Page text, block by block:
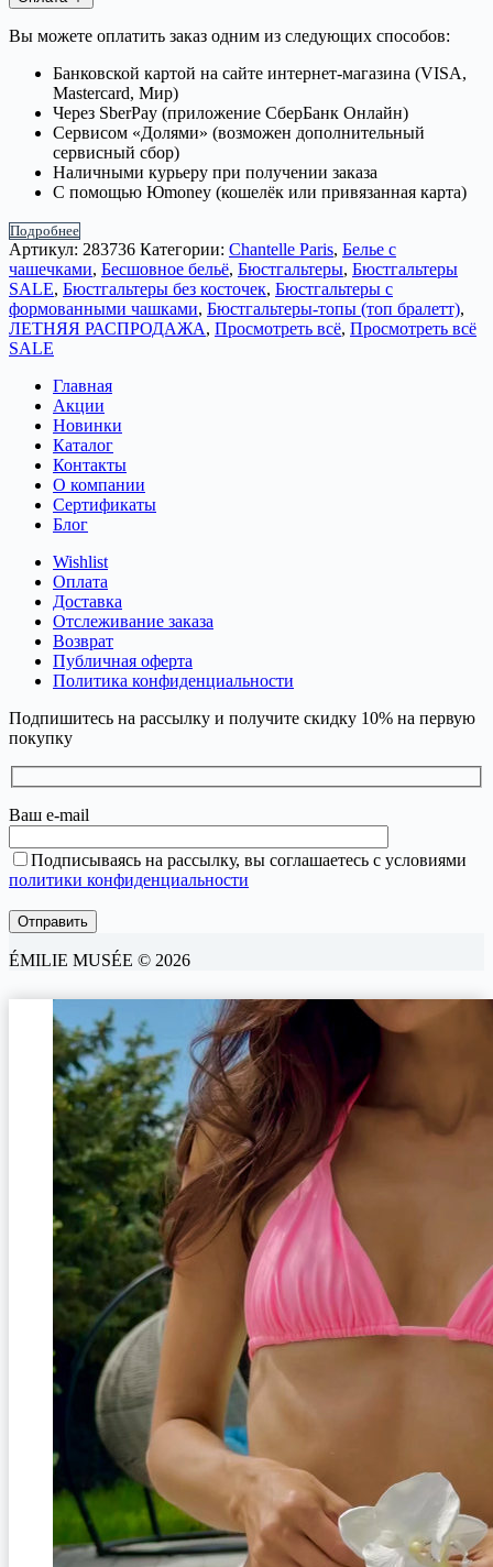
Вы можете оплатить заказ одним из следующих способов:
Банковской картой на сайте интернет-магазина (VISA,
Mastercard, Мир)
Через SberPay (приложение СберБанк Онлайн)
Сервисом «Долями» (возможен дополнительный
сервисный сбор)
Наличными курьеру при получении заказа
С помощью Юmoney (кошелёк или привязанная карта)
Подробнее
Артикул: 283736 Категории: Chantelle Paris, Белье с
чашечками, Бесшовное бельё, Бюстгальтеры, Бюстгальтеры
SALE, Бюстгальтеры без косточек, Бюстгальтеры с
формованными чашками, Бюстгальтеры-топы (топ бралетт),
ЛЕТНЯЯ РАСПРОДАЖА, Просмотреть всё, Просмотреть всё
SALE
Главная
Акции
Новинки
Каталог
Контакты
О компании
Сертификаты
Блог
Wishlist
Оплата
Доставка
Отслеживание заказа
Возврат
Публичная оферта
Политика конфиденциальности
Подпишитесь на рассылку и получите скидку 10% на первую
покупку
Ваш e-mail
Подписываясь на рассылку, вы соглашаетесь с условиями
политики конфиденциальности
ÉMILIE MUSÉE © 2026